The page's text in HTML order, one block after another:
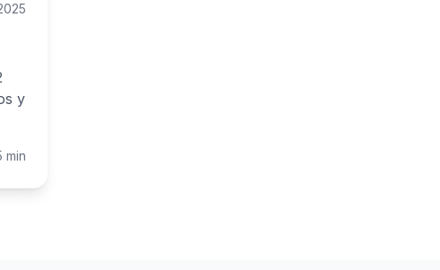
y
min